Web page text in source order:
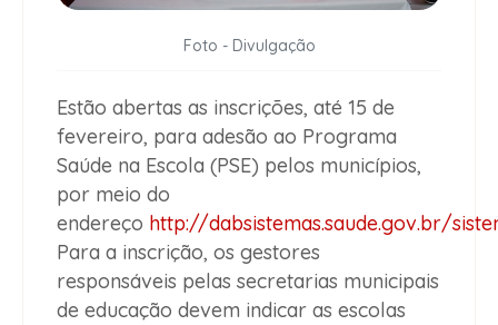
Foto - Divulgação
Estão abertas as inscrições, até 15 de
fevereiro, para adesão ao Programa
Saúde na Escola (PSE) pelos municípios,
por meio do
endereço http://dabsistemas.saude.gov.br/
Para a inscrição, os gestores
responsáveis pelas secretarias municipais
de educação devem indicar as escolas